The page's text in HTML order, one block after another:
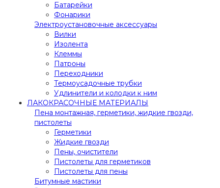
Батарейки
Фонарики
Электроустановочные аксессуары
Вилки
Изолента
Клеммы
Патроны
Переходники
Термоусадочные трубки
Удлинители и колодки к ним
ЛАКОКРАСОЧНЫЕ МАТЕРИАЛЫ
Пена монтажная, герметики, жидкие гвозди,
пистолеты
Герметики
Жидкие гвозди
Пены, очистители
Пистолеты для герметиков
Пистолеты для пены
Битумные мастики